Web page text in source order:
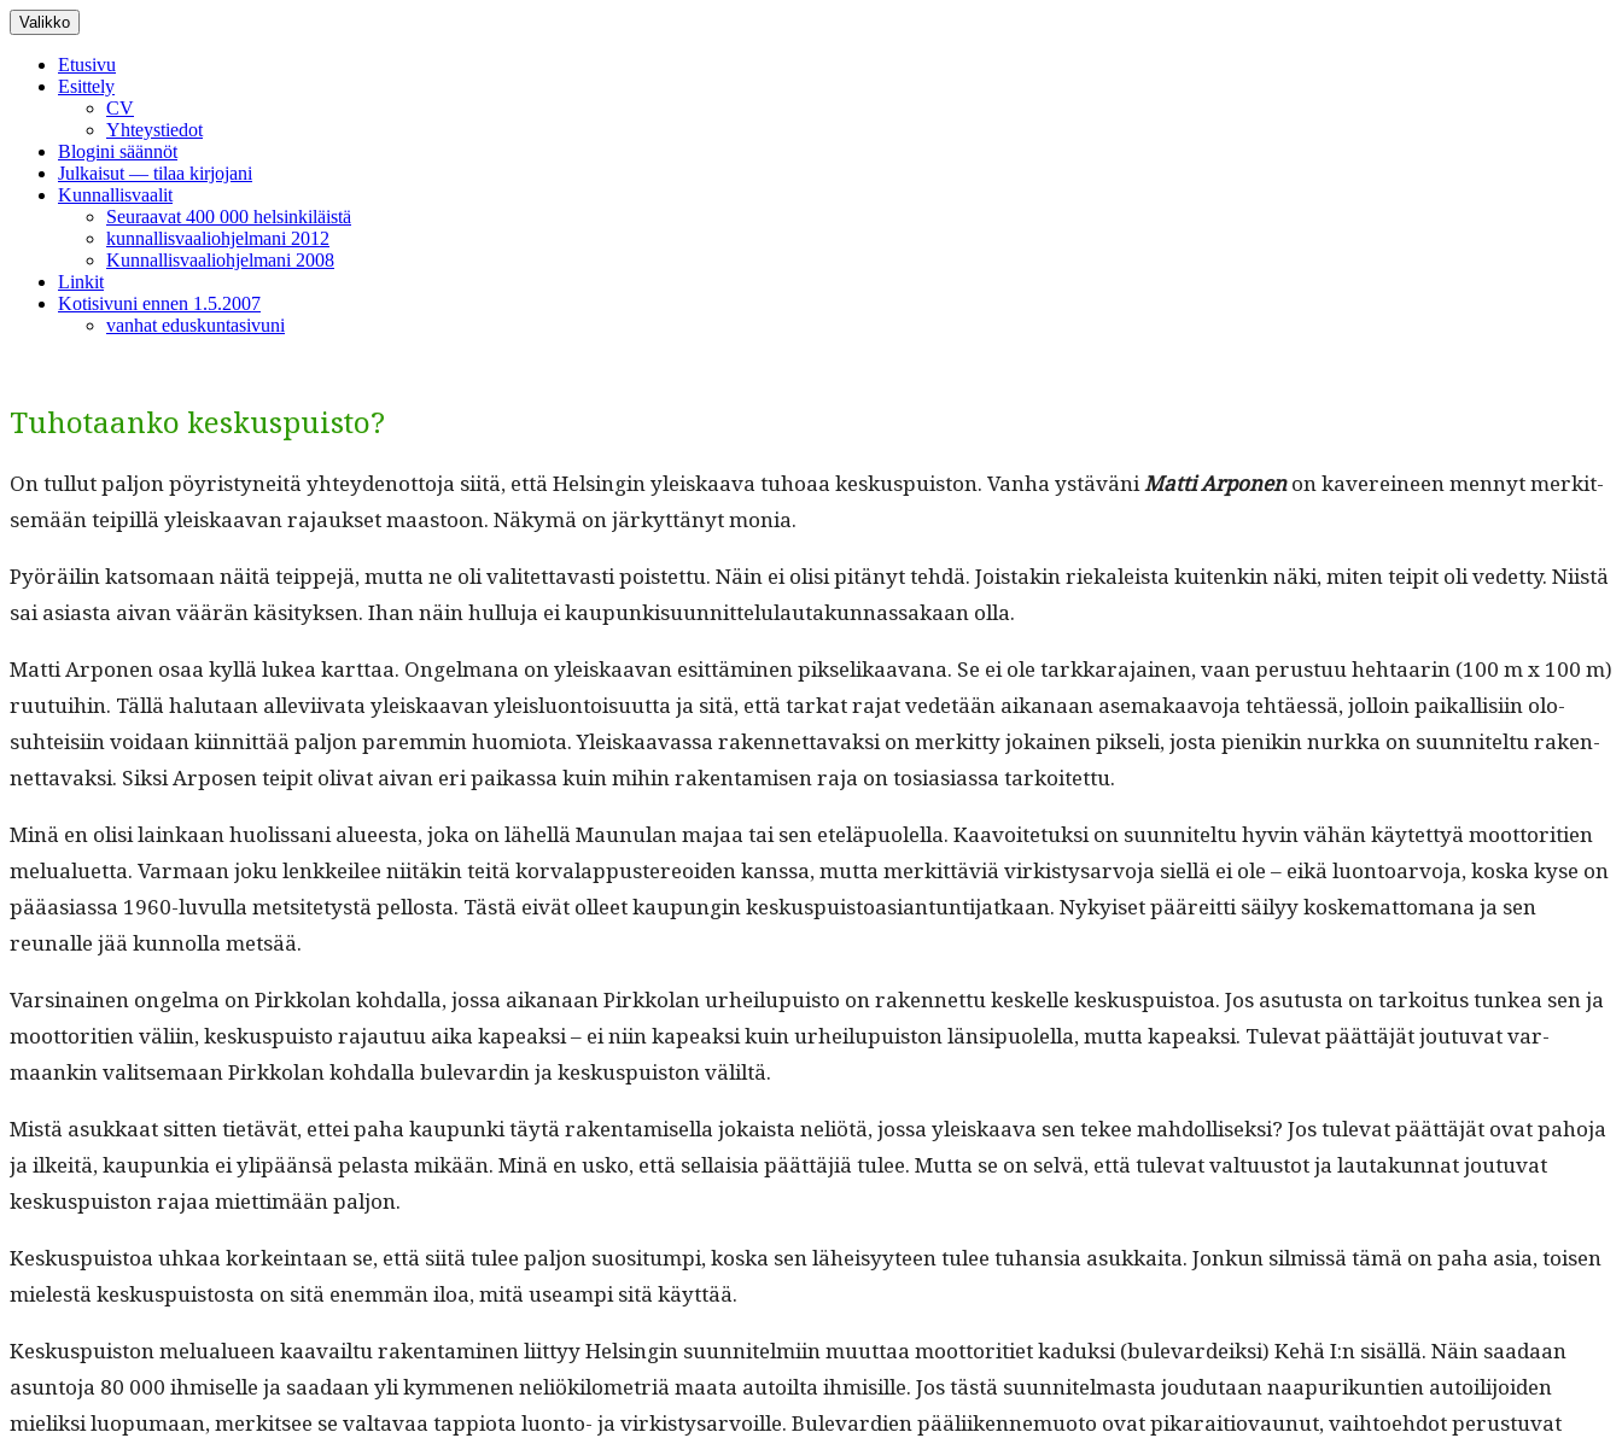
Siirry
sisältöön
Valikko
Etusivu
Esittely
CV
Yhteystiedot
Blogini säännöt
Julkaisut — tilaa kirjojani
Kunnallisvaalit
Seuraavat 400 000 helsinkiläistä
kunnallisvaaliohjelmani 2012
Kunnallisvaaliohjelmani 2008
Linkit
Kotisivuni ennen 1.5.2007
vanhat eduskuntasivuni
Tuhotaanko keskuspuisto?
On tul­lut paljon pöyristyneitä yhtey­de­not­to­ja siitä, että Helsin­gin yleiskaa­va tuhoaa keskus­puis­ton. Van­ha ystäväniMat­ti Arpo­nenon kavere­i­neen men­nyt merk­it­
semään teip­il­lä yleiskaa­van rajauk­set maas­toon. Näkymä on järkyt­tänyt monia.
Pyöräilin kat­so­maan näitä teippe­jä, mut­ta ne oli valitet­tavasti pois­tet­tu. Näin ei olisi pitänyt tehdä. Jois­takin riekaleista kuitenkin näki, miten teip­it oli vedet­ty. Niistä
sai asi­as­ta aivan väärän käsi­tyk­sen. Ihan näin hul­lu­ja ei kaupunkisu­un­nit­telu­lau­takun­nas­sakaan olla.
Mat­ti Arpo­nen osaa kyl­lä lukea kart­taa. Ongel­mana on yleiskaa­van esit­tämi­nen pik­se­likaa­vana. Se ei ole tarkkara­jainen, vaan perus­tuu hehtaarin (100 m x 100 m)
ruu­tu­i­hin. Täl­lä halu­taan alle­vi­iva­ta yleiskaa­van yleis­lu­on­toisu­ut­ta ja sitä, että tarkat rajat vede­tään aikanaan ase­makaavo­ja tehtäessä, jol­loin paikallisi­in olo­
suhteisi­in voidaan kiin­nit­tää paljon parem­min huomio­ta. Yleiskaavas­sa raken­net­tavak­si on merkit­ty jokainen pik­seli, jos­ta pienikin nurk­ka on suun­nitel­tu raken­
net­tavak­si. Sik­si Arposen teip­it oli­vat aivan eri paikas­sa kuin mihin rak­en­tamisen raja on tosi­asi­as­sa tarkoitettu.
Minä en olisi lainkaan huolis­sani alueesta, joka on lähel­lä Maunulan majaa tai sen eteläpuolel­la. Kaavoite­tuk­si on suun­nitel­tu hyvin vähän käytet­tyä moot­tori­tien
melu­aluet­ta. Var­maan joku lenkkeilee niitäkin teitä kor­valap­pus­tereoiden kanssa, mut­ta merkit­täviä virk­istysar­vo­ja siel­lä ei ole – eikä luon­toar­vo­ja, kos­ka kyse on
pääasi­as­sa 1960-luvul­la met­site­tys­tä pel­losta. Tästä eivät olleet kaupun­gin keskus­puis­toasiantun­ti­jatkaan. Nykyiset pääre­it­ti säi­lyy koske­mat­tomana ja sen
reunalle jää kun­nol­la metsää.
Varsi­nainen ongel­ma on Pirkkolan kohdal­la, jos­sa aikanaan Pirkkolan urheilupuis­to on raken­net­tu keskelle keskus­puis­toa. Jos asu­tus­ta on tarkoi­tus tunkea sen ja
moot­tori­tien väli­in, keskus­puis­to rajau­tuu aika kapeak­si – ei niin kapeak­si kuin urheilupuis­ton län­sipuolel­la, mut­ta kapeak­si. Tule­vat päät­täjät joutu­vat var­
maankin val­it­se­maan Pirkkolan kohdal­la bule­vardin ja keskus­puis­ton väliltä.
Mis­tä asukkaat sit­ten tietävät, ettei paha kaupun­ki täytä rak­en­tamisel­la jokaista neliötä, jos­sa yleiskaa­va sen tekee mah­dol­lisek­si? Jos tule­vat päät­täjät ovat paho­ja
ja ilkeitä, kaupunkia ei ylipään­sä pelas­ta mikään. Minä en usko, että sel­l­aisia päät­täjiä tulee. Mut­ta se on selvä, että tule­vat val­tu­us­tot ja lau­takun­nat joutu­vat
keskus­puis­ton rajaa miet­timään paljon.
Keskus­puis­toa uhkaa korkein­taan se, että siitä tulee paljon suosi­tumpi, kos­ka sen läheisyy­teen tulee tuhan­sia asukkai­ta. Jonkun silmis­sä tämä on paha asia, toisen
mielestä keskus­puis­tos­ta on sitä enem­män iloa, mitä use­ampi sitä käyttää.
Keskus­puis­ton melu­alueen kaavail­tu rak­en­t­a­mi­nen liit­tyy Helsin­gin suun­nitelmi­in muut­taa moot­tori­ti­et kaduk­si (bule­vardeik­si) Kehä I:n sisäl­lä. Näin saadaan
asun­to­ja 80 000 ihmiselle ja saadaan yli kymme­nen neliök­ilo­metriä maa­ta autoil­ta ihmisille. Jos tästä suun­nitel­mas­ta joudu­taan naa­purikun­tien autoil­i­joiden
mielik­si luop­umaan, merk­it­see se val­tavaa tap­pi­o­ta luon­to- ja virk­istysar­voille. Bule­var­di­en pääli­iken­nemuo­to ovat pikaraitio­vaunut, vai­h­toe­hdot perus­tu­vat